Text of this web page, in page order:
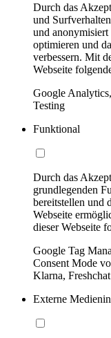
Durch das
und
und anonymisiert
optimieren und
verbessern. Mit
Webseite
Google
Testing
Funktional
Durch das
grundlegenden
bereitstellen und
Webseite
dieser Webseite
Google Tag
Consent Mode
Klarna, Freshchat
Externe